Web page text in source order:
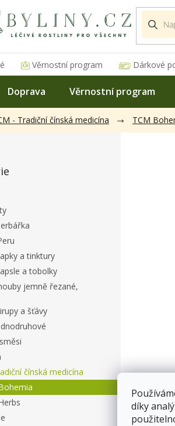
díky
Věrnostní program Dárkové
Doprava Věrnostní program
- Tradiční čínská medicína TCM
a tinktury
a tobolky
jemně řezané,
a šťávy
čínská medicína